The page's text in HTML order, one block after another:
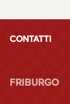
CONTATTI
FRIBURGO